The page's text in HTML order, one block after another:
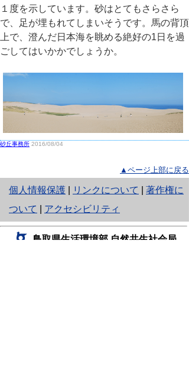
１度を示しています。砂はとてもさらさら
で、足が埋もれてしまいそうです。馬の背頂
上で、澄んだ日本海を眺める絶好の1日を過
ごしてはいかかでしょうか。
砂丘事務所 2016/08/04
▲ページ上部に戻る
個人情報保護
と
り
ネ
リンクについて
著作権に
ついて
アクセシビリティ
鳥取県生活環境部 自然共生社会局